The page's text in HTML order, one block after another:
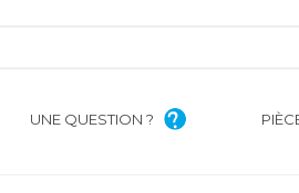
UNE QUESTION ?